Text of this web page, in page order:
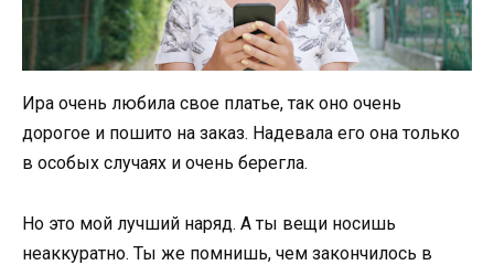
Ира очень любила свое платье, так оно очень
дорогое и пошито на заказ. Надевала его она только
в особых случаях и очень берегла.
Но это мой лучший наряд. А ты вещи носишь
неаккуратно. Ты же помнишь, чем закончилось в